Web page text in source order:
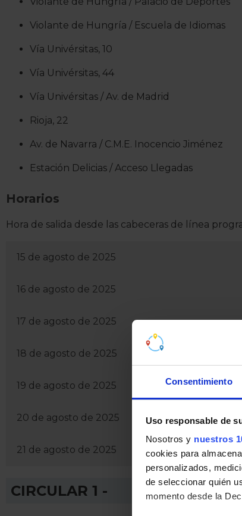
Consentimiento
Uso responsable de
Nosotros y nuestros
cookies para
personalizados,
de seleccionar quién
momento desde la
Violante de Hungría / Escuela de Idiomas
Vía Univérsitas, 10
Vía Univérsitas, 44
Vía Univérsitas / Av. de Madrid
Rioja, 22
Av. de Navarra / C.M.E. Inocencio Jiménez
Estación Delicias / Acceso Llegadas
Horarios
Hora de salida desde las cabeceras de línea
15 de agosto de 2025
16 de agosto de 2025
17 de agosto de 2025
18 de agosto de 2025
19 de agosto de 2025
20 de agosto de 2025
21 de agosto de 2025
CIRCULAR 1 -